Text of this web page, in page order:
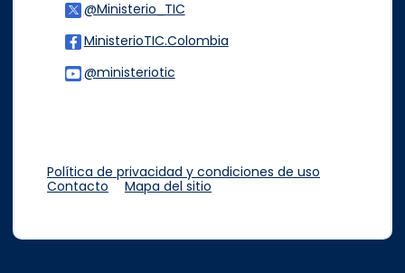
@Ministerio_TIC
MinisterioTIC.Colombia
@ministeriotic
Política de privacidad y condiciones de uso
Contacto
Mapa del sitio